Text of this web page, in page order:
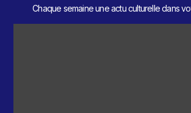
Chaque semaine une actu culturelle dans